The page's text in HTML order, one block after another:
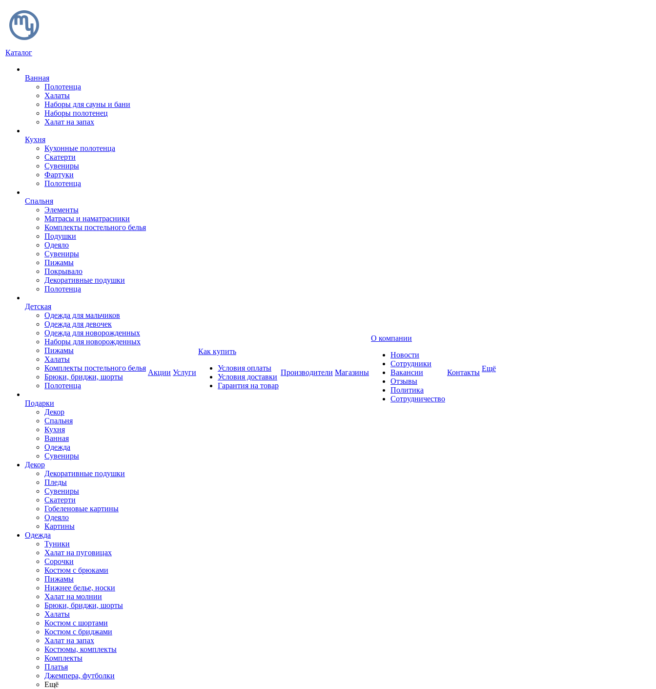
Каталог
Ванная
Полотенца
Халаты
Наборы для сауны и бани
Наборы полотенец
Халат на запах
Кухня
Кухонные полотенца
Скатерти
Сувениры
Фартуки
Полотенца
Спальня
Элементы
Матрасы и наматрасники
Комплекты постельного белья
Подушки
Одеяло
Сувениры
Пижамы
Покрывало
Декоративные подушки
Полотенца
Детская
Одежда для мальчиков
Одежда для девочек
Одежда для новорожденных
Наборы для новорожденных
Пижамы
Халаты
Комплекты постельного белья
Брюки, бриджи, шорты
Полотенца
Подарки
Декор
Спальня
Кухня
Ванная
Одежда
Сувениры
Декор
Декоративные подушки
Пледы
Сувениры
Скатерти
Гобеленовые картины
Одеяло
Картины
Одежда
Туники
Халат на пуговицах
Сорочки
Костюм с брюками
Пижамы
Нижнее белье, носки
Халат на молнии
Брюки, бриджи, шорты
Халаты
Костюм с шортами
Костюм с бриджами
Халат на запах
Костюмы, комплекты
Комплекты
Платья
Джемпера, футболки
Ещё
Акции Услуги
Как купить
Условия оплаты
Условия доставки
Гарантия на товар
Производители Магазины
О компании
Новости
Сотрудники
Вакансии
Отзывы
Политика
Сотрудничество
Контакты Ещё